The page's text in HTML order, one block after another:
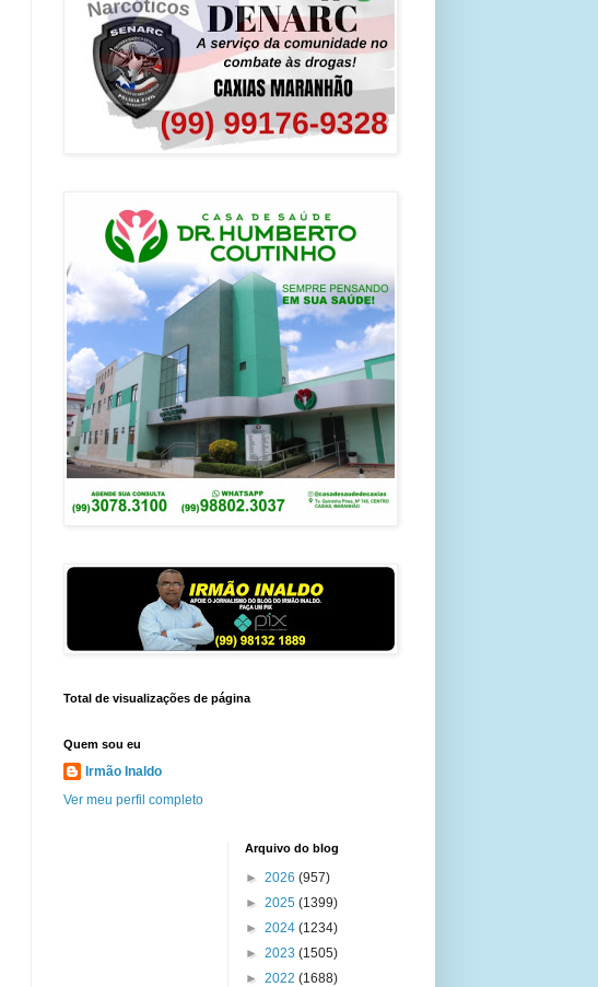
Total de visualizações de página
Quem sou eu
Irmão Inaldo
Ver meu perfil completo
Arquivo do blog
► 2026 (957)
► 2025 (1399)
► 2024 (1234)
► 2023 (1505)
► 2022 (1688)